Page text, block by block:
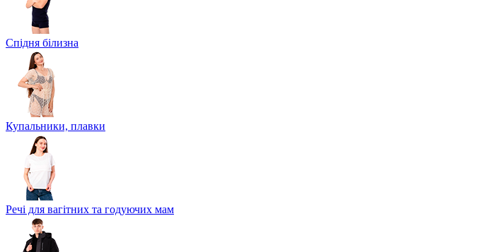
Спідня білизна
Купальники, плавки
Речі для вагітних та годуючих мам